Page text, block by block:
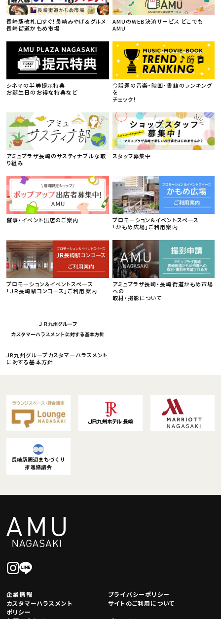
長崎駅改札口すぐ！長崎みやげ＆グルメ
長崎街道かもめ市場
AMUのWEB決済サービス どこでも
AMU
シネマの半券提示特典
お誕生日のお得な特典など
今話題の音楽・映画・書籍のランキング
を
チェック！
アミュプラザ長崎のサスティナブルな取
り組み
スタッフ募集中
催事・イベント出店のご案内
プロモーション＆イベントスペース
「かもめ広場」ご利用案内
プロモーション＆イベントスペース
「ＪＲ長崎駅コンコース」ご利用案内
アミュプラザ長崎・長崎街道かもめ市場
への
取材・撮影について
JR九州グループカスタマーハラスメント
に対する基本方針
企業情報
プライバシーポリシー
カスタマーハラスメント
ポリシー
サイトのご利用について